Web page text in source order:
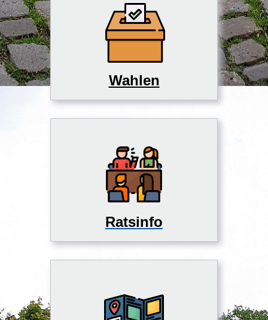
Wahlen
Ratsinfo